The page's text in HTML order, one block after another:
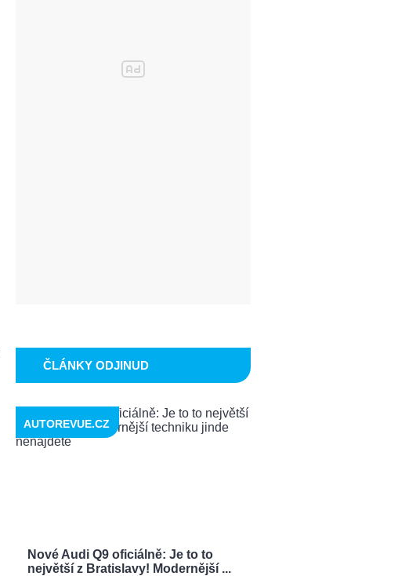
ČLÁNKY ODJINUD
Nové Audi Q9 oficiálně: Je to to
největší z Bratislavy! Modernější ...
AUTOREVUE.CZ